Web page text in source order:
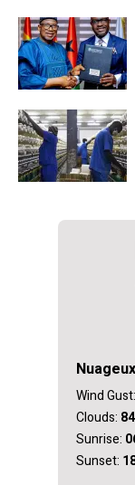
Nuageux
Wind Gust:
Clouds:
Sunrise:
Sunset: